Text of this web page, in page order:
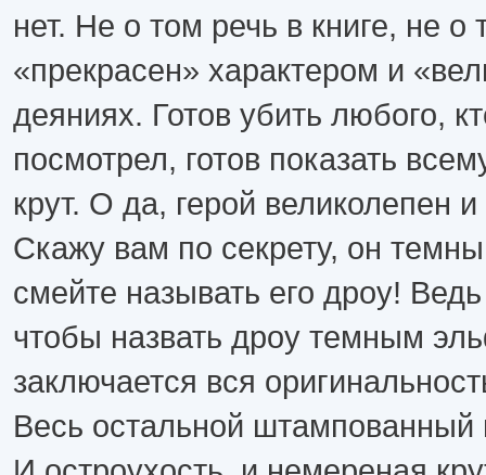
нет. Не о том речь в книге, не
«прекрасен» характером и
деяниях. Готов убить любого,
посмотрел, готов показать
крут. О да, герой великолепен
Скажу вам по секрету, он
смейте называть его дроу!
чтобы назвать дроу темным
заключается вся
Весь остальной